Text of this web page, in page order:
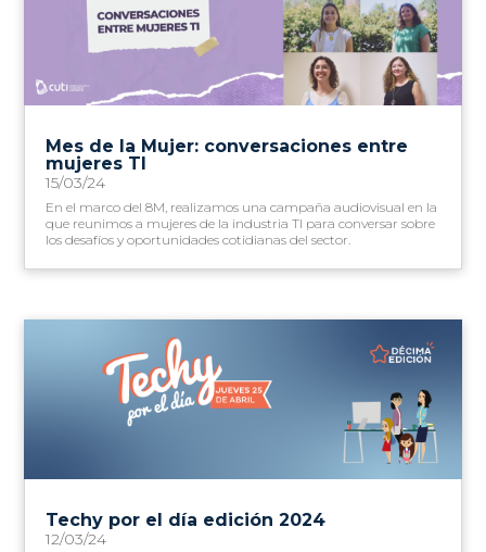
Mes de la Mujer: conversaciones entre
mujeres TI
15/03/24
En el marco del 8M, realizamos una campaña audiovisual en la
que reunimos a mujeres de la industria TI para conversar sobre
los desafíos y oportunidades cotidianas del sector.
Techy por el día edición 2024
12/03/24